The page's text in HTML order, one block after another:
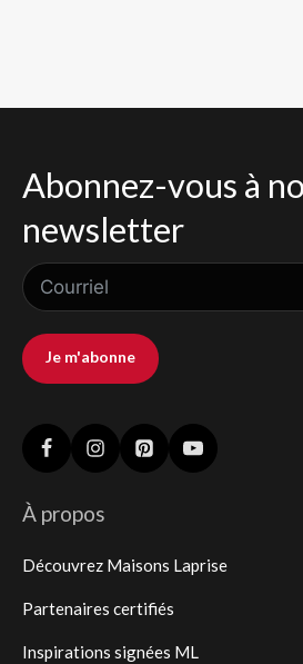
Abonnez-vous à
newsletter
Je m'abonne
À propos
Découvrez Maisons Laprise
Partenaires certifiés
Inspirations signées ML